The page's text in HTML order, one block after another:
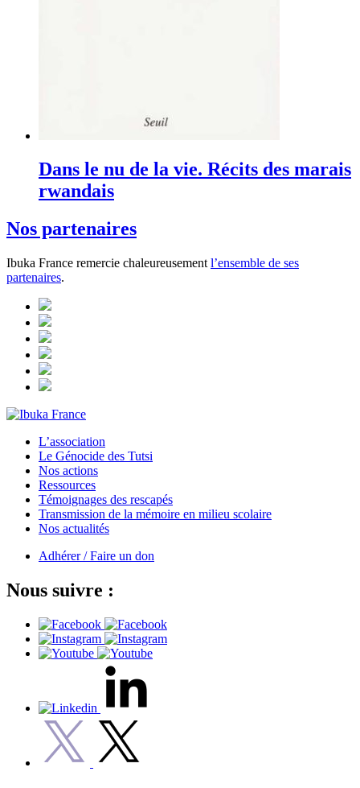
Dans le nu de la vie. Récits des marais
rwandais
Nos partenaires
Ibuka France remercie chaleureusement l’ensemble de ses
partenaires.
L’association
Le Génocide des Tutsi
Nos actions
Ressources
Témoignages des rescapés
Transmission de la mémoire en milieu scolaire
Nos actualités
Adhérer / Faire un don
Nous suivre :